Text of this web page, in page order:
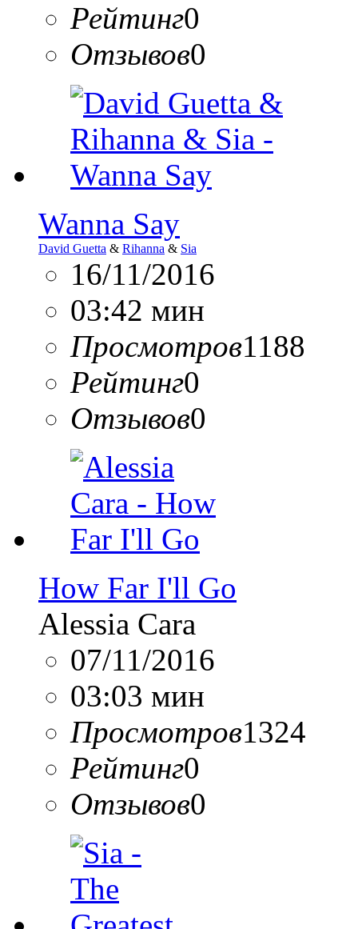
Рейтинг0
Отзывов0
Wanna Say
David Guetta & Rihanna & Sia
16/11/2016
03:42 мин
Просмотров1188
Рейтинг0
Отзывов0
How Far I'll Go
Alessia Cara
07/11/2016
03:03 мин
Просмотров1324
Рейтинг0
Отзывов0